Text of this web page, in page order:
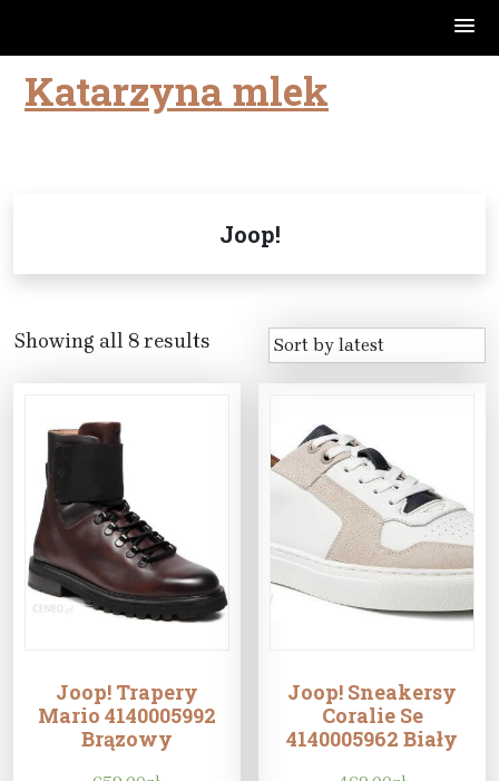
SkipKatarzyna mlek
Joop!
Showing all 8 results
Joop! Trapery
Mario 4140005992
Brązowy
Joop! Sneakersy
Coralie Se
4140005962 Biały